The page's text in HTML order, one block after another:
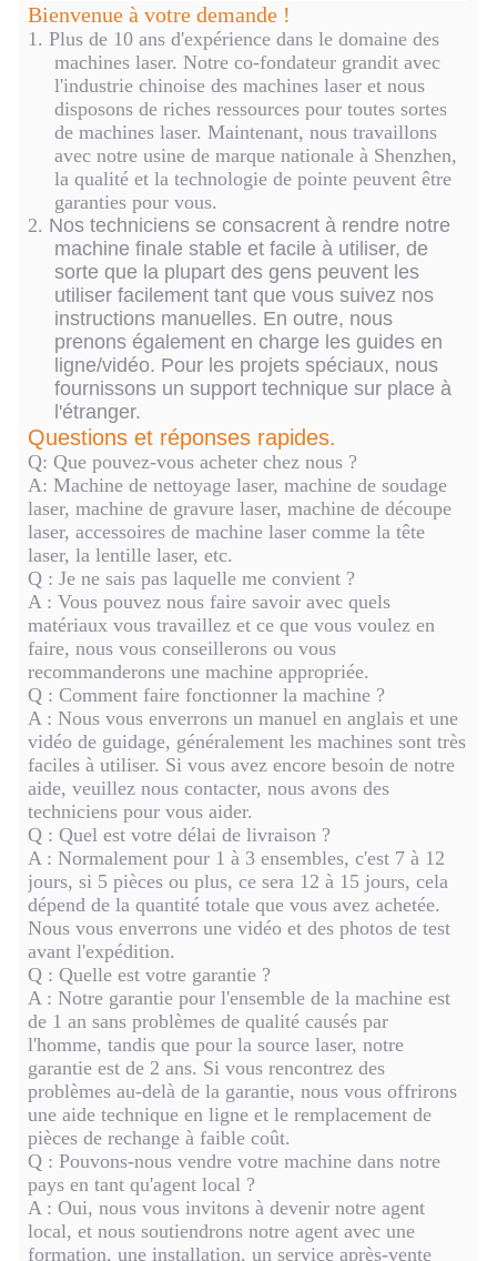
Bienvenue à votre demande !
1. Plus de 10 ans d'expérience dans le domaine des
machines laser. Notre co-fondateur grandit avec
l'industrie chinoise des machines laser et nous
disposons de riches ressources pour toutes sortes
de machines laser. Maintenant, nous travaillons
avec notre usine de marque nationale à Shenzhen,
la qualité et la technologie de pointe peuvent être
garanties pour vous.
2. Nos techniciens se consacrent à rendre notre
machine finale stable et facile à utiliser, de
sorte que la plupart des gens peuvent les
utiliser facilement tant que vous suivez nos
instructions manuelles. En outre, nous
prenons également en charge les guides en
ligne/vidéo. Pour les projets spéciaux, nous
fournissons un support technique sur place à
l'étranger.
Questions et réponses rapides.
Q: Que pouvez-vous acheter chez nous ?
A: Machine de nettoyage laser, machine de soudage
laser, machine de gravure laser, machine de découpe
laser, accessoires de machine laser comme la tête
laser, la lentille laser, etc.
Q : Je ne sais pas laquelle me convient ?
A : Vous pouvez nous faire savoir avec quels
matériaux vous travaillez et ce que vous voulez en
faire, nous vous conseillerons ou vous
recommanderons une machine appropriée.
Q : Comment faire fonctionner la machine ?
A : Nous vous enverrons un manuel en anglais et une
vidéo de guidage, généralement les machines sont très
faciles à utiliser. Si vous avez encore besoin de notre
aide, veuillez nous contacter, nous avons des
techniciens pour vous aider.
Q : Quel est votre délai de livraison ?
A : Normalement pour 1 à 3 ensembles, c'est 7 à 12
jours, si 5 pièces ou plus, ce sera 12 à 15 jours, cela
dépend de la quantité totale que vous avez achetée.
Nous vous enverrons une vidéo et des photos de test
avant l'expédition.
Q : Quelle est votre garantie ?
A : Notre garantie pour l'ensemble de la machine est
de 1 an sans problèmes de qualité causés par
l'homme, tandis que pour la source laser, notre
garantie est de 2 ans. Si vous rencontrez des
problèmes au-delà de la garantie, nous vous offrirons
une aide technique en ligne et le remplacement de
pièces de rechange à faible coût.
Q : Pouvons-nous vendre votre machine dans notre
pays en tant qu'agent local ?
A : Oui, nous vous invitons à devenir notre agent
local, et nous soutiendrons notre agent avec une
formation, une installation, un service après-vente